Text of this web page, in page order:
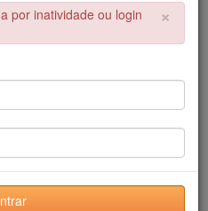
×
A OPERAÇÃO
inatividade ou login não
×
por inatividade ou login